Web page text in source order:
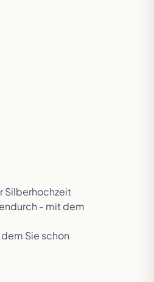
Silberhochzeit
- mit dem
Sie schon